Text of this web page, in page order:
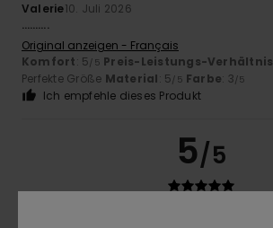
Valerie10. Juli 2026
……….
Original anzeigen - Français
Komfort: 5/5 Preis-Leistungs-Verhältnis
Perfekte Größe Material: 5/5 Farbe: 3/5
Ich empfehle dieses Produkt
5/5